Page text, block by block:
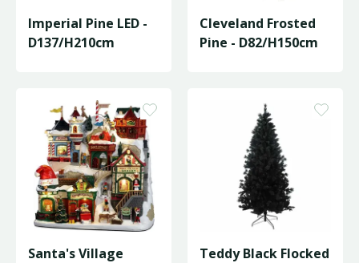
Imperial Pine LED -
D137/H210cm
Cleveland Frosted
Pine - D82/H150cm
Santa's Village
Teddy Black Flocked